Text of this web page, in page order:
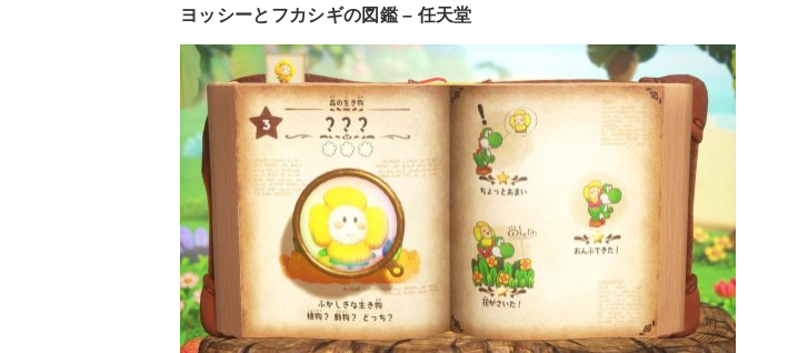
ヨッシーとフカシギの図鑑 – 任天堂